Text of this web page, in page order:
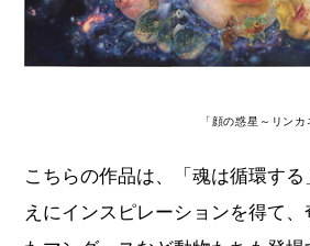
「顔の惑星～リン
こちらの作品は、「魂は循環す
えにインスピレーションを得て